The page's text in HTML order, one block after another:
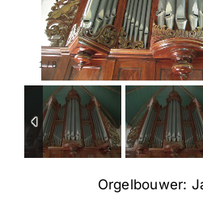
1/8
Orgelbouwer: